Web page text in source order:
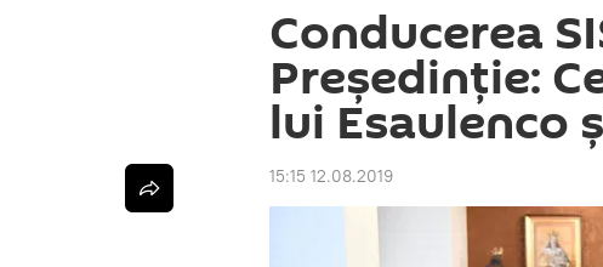
Conducerea
Președinție:
lui Esaulenco
15:15 12.08.2019